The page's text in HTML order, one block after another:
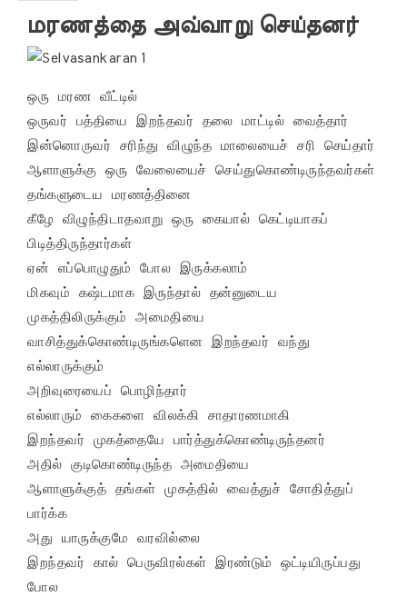
மரணத்தை அவ்வாறு செய்தனர்
ஒரு மரண வீட்டில்
ஒருவர் பத்தியை இறந்தவர் தலை மாட்டில் வைத்தார்
இன்னொருவர் சரிந்து விழுந்த மாலையைச் சரி செய்தார்
ஆளாளுக்கு ஒரு வேலையைச் செய்துகொண்டிருந்தவர்கள்
தங்களுடைய மரணத்தினை
கீழே விழுந்திடாதவாறு ஒரு கையால் கெட்டியாகப்
பிடித்திருந்தார்கள்
ஏன் எப்பொழுதும் போல இருக்கலாம்
மிகவும் கஷ்டமாக இருந்தால் தன்னுடைய
முகத்திலிருக்கும் அமைதியை
வாசித்துக்கொண்டிருங்களென இறந்தவர் வந்து
எல்லாருக்கும்
அறிவுரையைப் பொழிந்தார்
எல்லாரும் கைகளை விலக்கி சாதாரணமாகி
இறந்தவர் முகத்தையே பார்த்துக்கொண்டிருந்தனர்
அதில் குடிகொண்டிருந்த அமைதியை
ஆளாளுக்குத் தங்கள் முகத்தில் வைத்துச் சோதித்துப்
பார்க்க
அது யாருக்குமே வரவில்லை
இறந்தவர் கால் பெருவிரல்கள் இரண்டும் ஒட்டியிருப்பது
போல